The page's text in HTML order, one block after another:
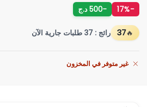
-17% -500 د.ج
37 رائج : 37 طلبات جارية الآن
غير متوفر في المخزون